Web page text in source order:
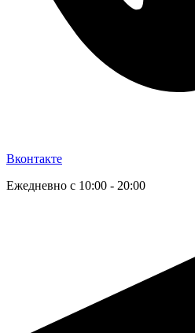
Вконтакте
Ежедневно с 10:00 - 20:00